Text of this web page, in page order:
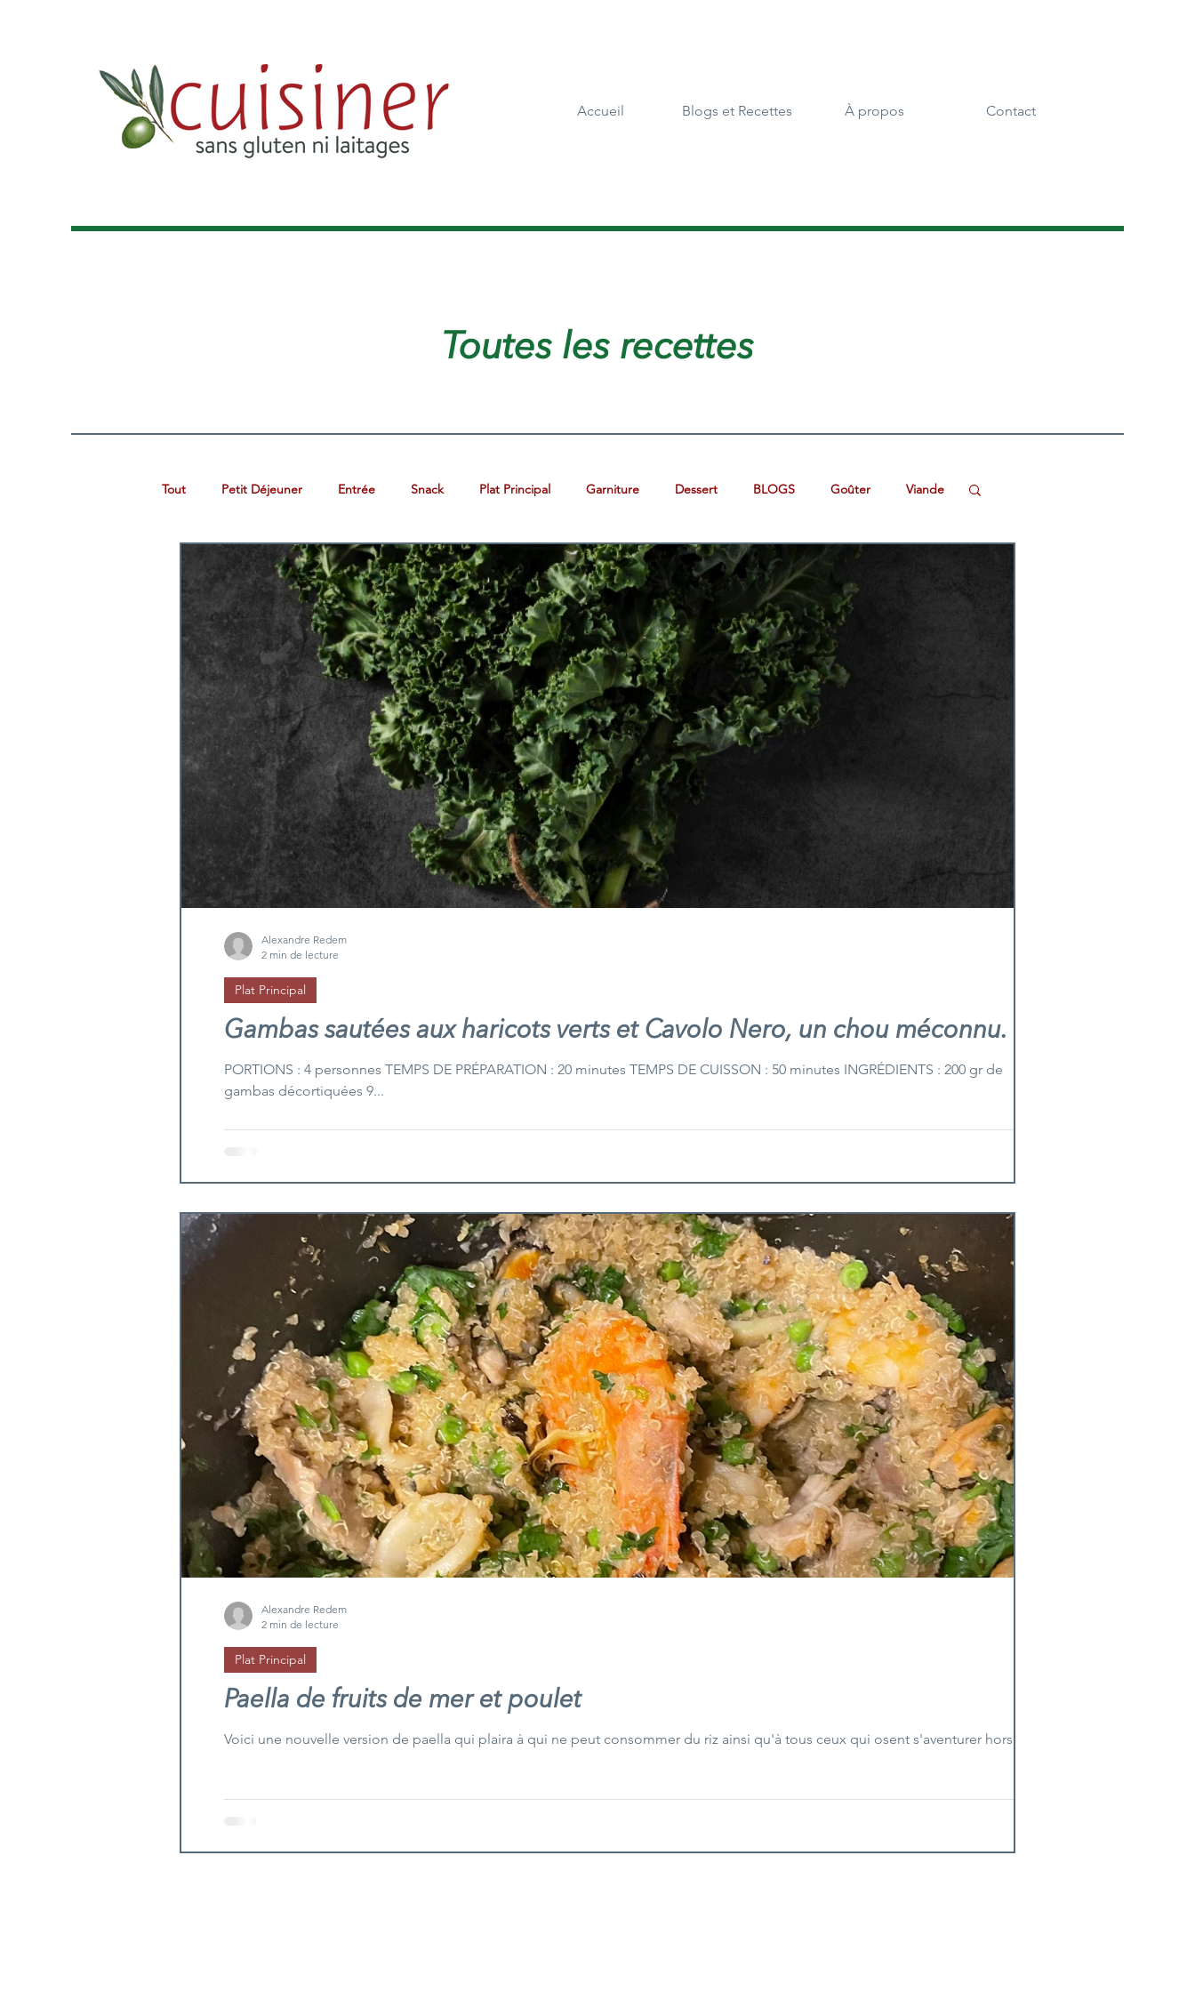
Accueil Blogs et Recettes À propos Contact
Toutes les recettes
Tout Petit Déjeuner Entrée Snack Plat Principal Garniture Dessert BLOGS Goûter Viande
Salade
Gambas sautées aux haricots verts et Cavolo Nero, un chou méconnu.
PORTIONS : 4 personnes TEMPS DE PRÉPARATION : 20 minutes TEMPS DE CUISSON : 50 minutes INGRÉDIENTS : 200 gr de
gambas décortiquées 9...
Plat Principal
Alexandre Redem
2 min de lecture
Paella de fruits de mer et poulet
Voici une nouvelle version de paella qui plaira à qui ne peut consommer du riz ainsi qu'à tous ceux qui osent s'aventurer hors des...
Plat Principal
Alexandre Redem
2 min de lecture